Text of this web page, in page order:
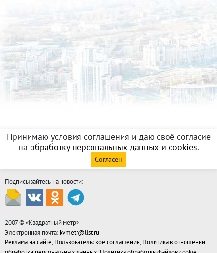
Принимаю условия соглашения и даю своё согласие
на обработку персональных данных и cookies.
Согласен
Подписывайтесь на новости:
2007 © «Квадратный метр»
Электронная почта: kvmetr@list.ru
Реклама на сайте, Пользовательское соглашение, Политика в отношении